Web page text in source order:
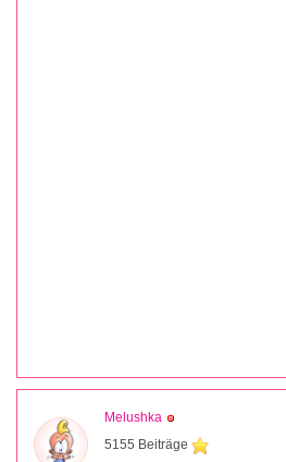
Melushka
5155 Beiträge